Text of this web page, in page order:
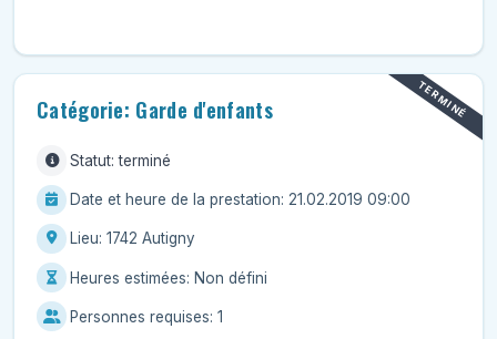
TERMINÉ
Catégorie: Garde d'enfants
Statut: terminé
Date et heure de la prestation: 21.02.2019 09:00
Lieu: 1742 Autigny
Heures estimées: Non défini
Personnes requises: 1